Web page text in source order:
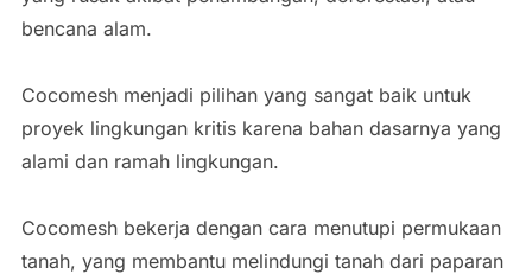
bencana alam.
Cocomesh menjadi pilihan yang sangat baik untuk
proyek lingkungan kritis karena bahan dasarnya yang
alami dan ramah lingkungan.
Cocomesh bekerja dengan cara menutupi permukaan
tanah, yang membantu melindungi tanah dari paparan